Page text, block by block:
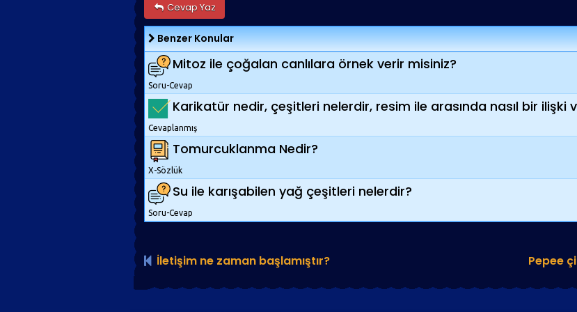
Cevap Yaz
Benzer Konular
Mitoz ile çoğalan canlılara örnek verir misiniz?
Soru-Cevap
Karikatür nedir, çeşitleri nelerdir, resim ile arasında nasıl bir ilişki
Cevaplanmış
Tomurcuklanma Nedir?
X-Sözlük
Su ile karışabilen yağ çeşitleri nelerdir?
Soru-Cevap
İletişim ne zaman başlamıştır? Pepee